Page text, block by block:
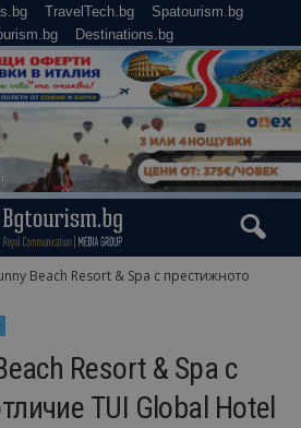
TravelTech.bg
Spatourism.bg
Destinations.bg
Beach Resort & Spa с престижното
Resort & Spa с
TUI Global Hotel